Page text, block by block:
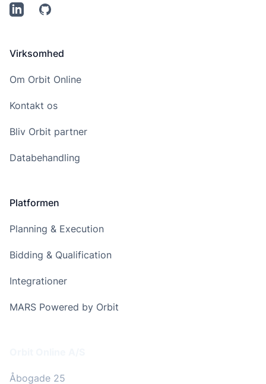
LinkedInGithub
Virksomhed
Om Orbit Online
Kontakt os
Bliv Orbit partner
Databehandling
Platformen
Planning & Execution
Bidding & Qualification
Integrationer
MARS Powered by Orbit
Åbogade 25